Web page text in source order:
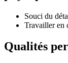
Souci du
Travailler en
Qualités